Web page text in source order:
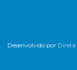
Desenvolvido por Direta